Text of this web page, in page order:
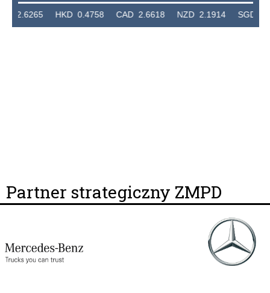
HKD 0.4758 CAD 2.6618 NZD 2.1914 SGD
Partner strategiczny ZMPD